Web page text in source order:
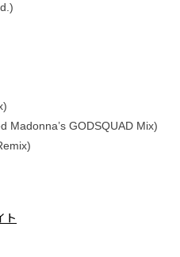
Madonna’s GODSQUAD Mix)
ト